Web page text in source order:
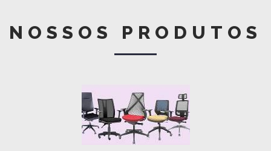
NOSSOS PRODUTOS